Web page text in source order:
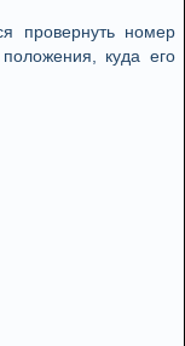
провернуть номер
куда его